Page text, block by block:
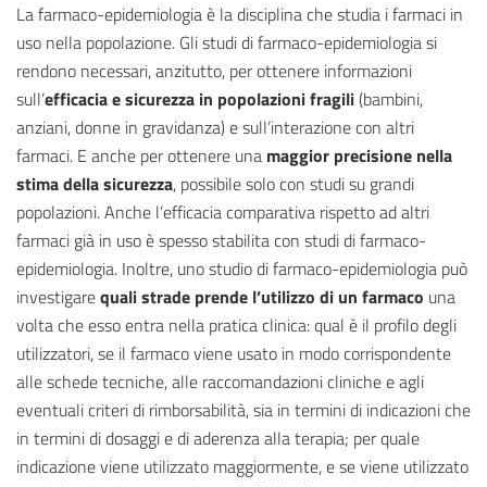
La farmaco-epidemiologia è la disciplina che studia i farmaci in
uso nella popolazione. Gli studi di farmaco-epidemiologia si
rendono necessari, anzitutto, per ottenere informazioni
sull’efficacia e sicurezza in popolazioni fragili(bambini,
anziani, donne in gravidanza) e sull’interazione con altri
farmaci. E anche per ottenere una maggior precisione nella
stima della sicurezza, possibile solo con studi su grandi
popolazioni. Anche l’efficacia comparativa rispetto ad altri
farmaci già in uso è spesso stabilita con studi di farmaco-
epidemiologia. Inoltre, uno studio di farmaco-epidemiologia può
investigarequali strade prende l’utilizzo di un farmaco una
volta che esso entra nella pratica clinica: qual è il profilo degli
utilizzatori, se il farmaco viene usato in modo corrispondente
alle schede tecniche, alle raccomandazioni cliniche e agli
eventuali criteri di rimborsabilità, sia in termini di indicazioni che
in termini di dosaggi e di aderenza alla terapia; per quale
indicazione viene utilizzato maggiormente, e se viene utilizzato